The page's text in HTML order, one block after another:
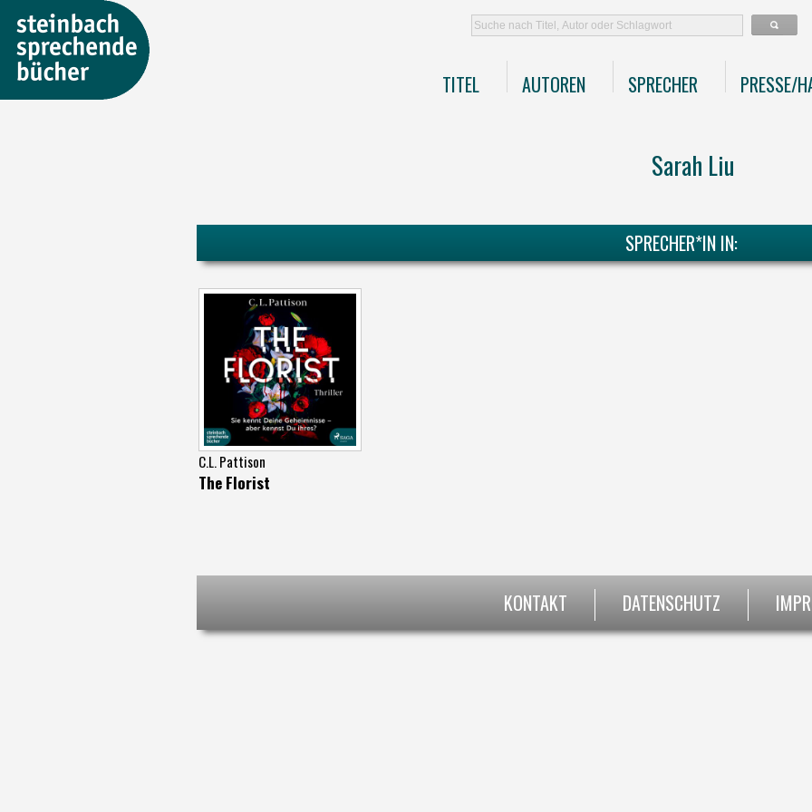
TITEL AUTOREN SPRECHER PRESSE/
Sarah Liu
SPRECHER*IN IN:
C.L. Pattison
The Florist
KONTAKT DATENSCHUTZ